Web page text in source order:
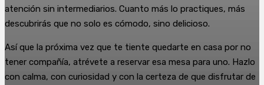
atención sin intermediarios. Cuanto más lo practiques, más
descubrirás que no solo es cómodo, sino delicioso.
Así que la próxima vez que te tiente quedarte en casa por no
tener compañía, atrévete a reservar esa mesa para uno. Hazlo
con calma, con curiosidad y con la certeza de que disfrutar de